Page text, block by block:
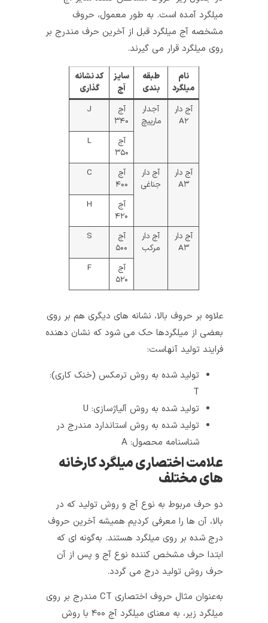
میلگرد آمده است. به‌ طور معمول، حروف
مشخصه‌ آج میلگرد قبل از آخرین حرف مندرج بر
روی میلگرد قرار می‌ گیرند.
طبقه
بندی
سایز
آج
کد نشانه
گذاری
آجدار
مارپیچ
آج
۳۴۰
J
L
آج دار
جناغی
آج
۴۰۰
C
H
آج دار
مرکب
آج
۵۰۰
S
F
علاوه بر حروف بالا، نشانه های دیگری هم بر روی
بعضی از میلگردها حک می شود که نشان دهنده
فرایند تولید آنهاست:
تولید شده به روش ترمکس (خنک کاری):
تولید شده به روش آلیاژسازی: U
تولید شده به روش استاندارد مندرج در
شناسنامه محصول: A
علامت اختصاری میلگرد کارخانه‌
های مختلف
دو حرف مربوط به نوع آج و روش تولید که در
بالا، آن‌ ها را معرفی کردیم همیشه آخرین حروف
درج شده بر روی میلگرد هستند. به‌گونه‌ ای که
ابتدا حرف مشخص کننده نوع آج و پس از آن
حرف روش تولید درج می‌ گردد.
به‌عنوان مثال حروف اختصاری CT مندرج بر روی
میلگرد زیر، به معنای میلگرد آج ۴۰۰ با روش